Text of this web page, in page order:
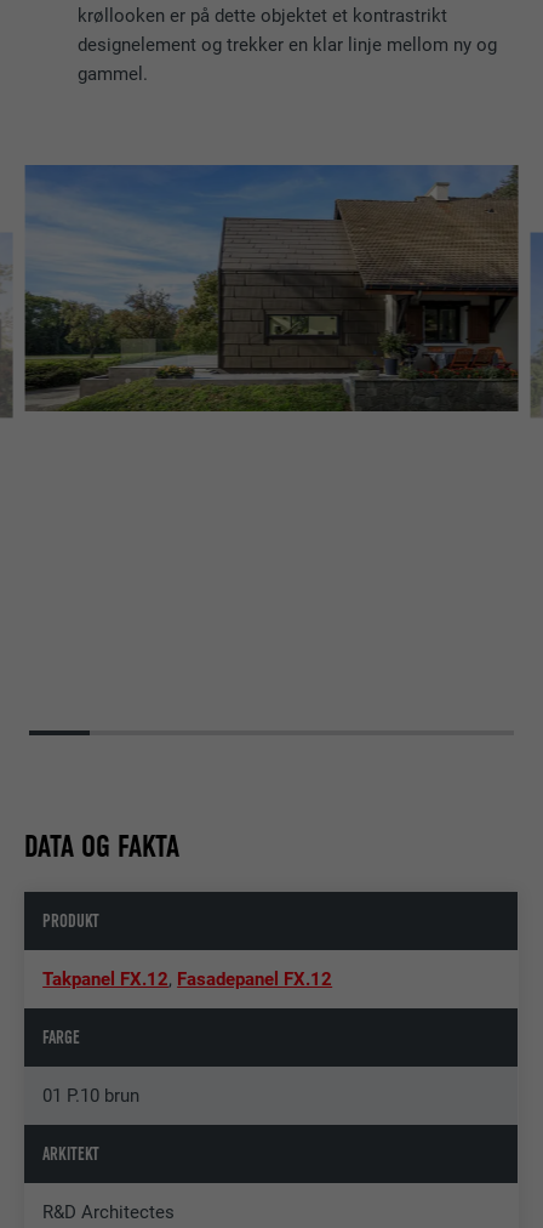
krøllooken er på dette objektet et kontrastrikt
designelement og trekker en klar linje mellom ny og
gammel.
DATA OG FAKTA
PRODUKT
Takpanel FX.12, Fasadepanel FX.12
FARGE
01 P.10 brun
ARKITEKT
R&D Architectes